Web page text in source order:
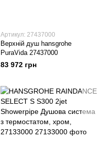
Артикул: 27437000
Верхній душ hansgrohe
PuraVida 27437000
83 972 грн